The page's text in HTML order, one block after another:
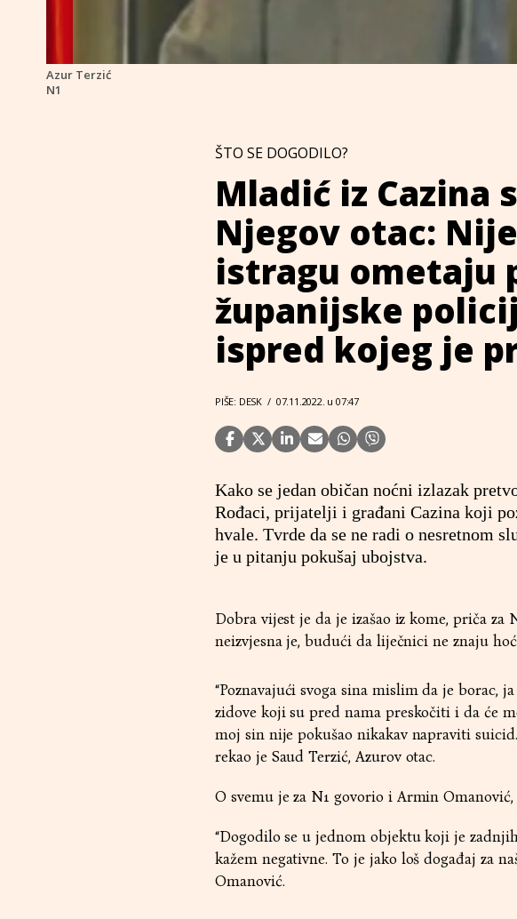
Azur Terzić
N1
ŠTO SE DOGODILO?
Mladić iz Cazina
Njegov otac:
istragu ometaju
županijske
ispred kojeg je
PIŠE: DESK / 07.11.2022. u 07:47
Kako se jedan običan noćni izlazak
Rođaci, prijatelji i građani Cazina koji
hvale. Tvrde da se ne radi o nesretnom
je u pitanju pokušaj ubojstva.
Dobra vijest je da je izašao iz kome, priča za
neizvjesna je, budući da liječnici ne znaju
“Poznavajući svoga sina mislim da je borac,
zidove koji su pred nama preskočiti i da će
moj sin nije pokušao nikakav napraviti
rekao je Saud Terzić, Azurov otac.
O svemu je za N1 govorio i Armin
“Dogodilo se u jednom objektu koji je
kažem negativne. To je jako loš događaj za
Omanović.